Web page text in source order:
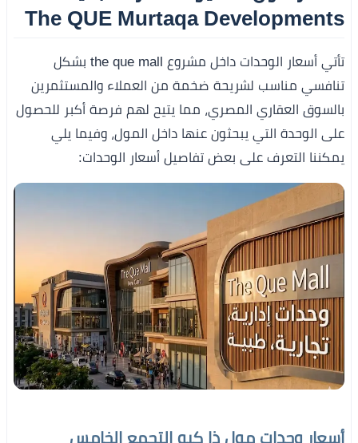
The QUE Murtaqa Developments
تأتي أسعار الوحدات داخل مشروع the que mall بشكل
تنافسي مناسب لشريحة ضخمة من العملاء والمستثمرين
بالسوق العقاري المصري، مما يتيح لهم فرصة أكبر للحصول
على الوحدة التي يبحثون عنها داخل المول، وفيما يلي
يمكننا التعرف على بعض تفاصيل أسعار الوحدات:
أسعار وحدات مول ذا كيو التجمع الخامس